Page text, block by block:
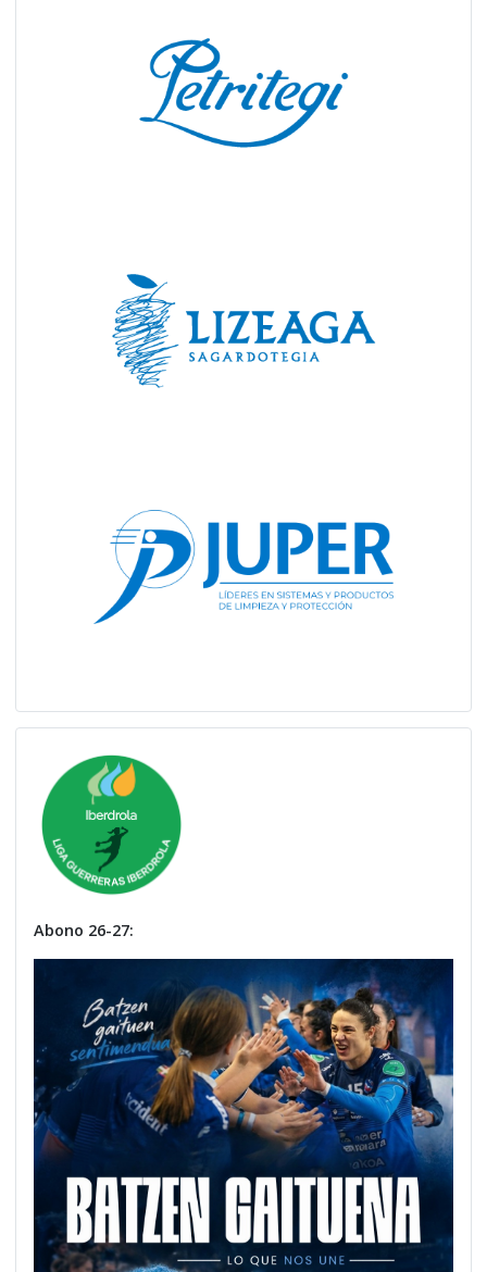
Abono 26-27: